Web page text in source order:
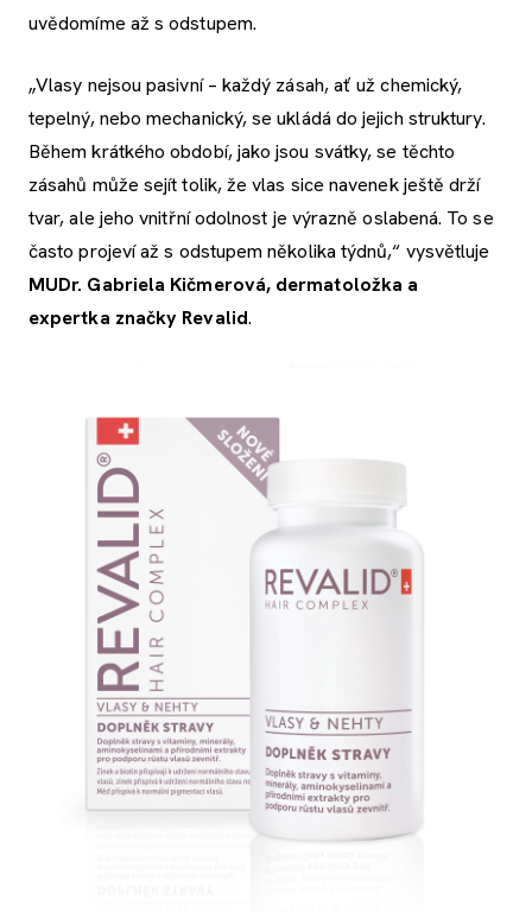
uvědomíme až s odstupem.
„Vlasy nejsou pasivní – každý zásah, ať už chemický,
tepelný, nebo mechanický, se ukládá do jejich struktury.
Během krátkého období, jako jsou svátky, se těchto
zásahů může sejít tolik, že vlas sice navenek ještě drží
tvar, ale jeho vnitřní odolnost je výrazně oslabená. To se
často projeví až s odstupem několika týdnů,“ vysvětluje
MUDr. Gabriela Kičmerová, dermatoložka a
expertka značky Revalid.